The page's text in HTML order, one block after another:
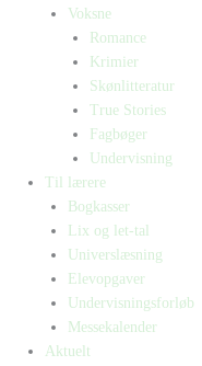
Voksne
Romance
Krimier
Skønlitteratur
True Stories
Fagbøger
Undervisning
Til lærere
Bogkasser
Lix og let-tal
Universlæsning
Elevopgaver
Undervisningsforløb
Messekalender
Aktuelt